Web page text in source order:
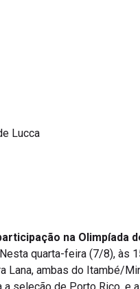
Lucca
na Olimpíada
quarta-feira (7/8), às
Lana, ambas do Itambé/
seleção de Porto Rico, e